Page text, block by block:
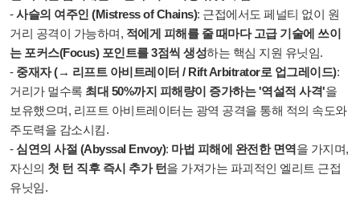
-사슬의 여주인 (Mistress of Chains): 근접에서도 페널티 없이 원
거리 공격이 가능하며, 적에게 피해를 줄 때마다 고급 기술에 쓰이
는 포커스(Focus) 포인트를 3점씩 생성하는 핵심 지원 유닛임.
- 중재자 (→ 리프트 아비트레이터 / Rift Arbitrator로 업그레이드):
거리가 멀수록 최대 50%까지 피해량이 증가하는 '역설적 사격'을
보유했으며, 리프트 아비트레이터는 광역 공격을 통해 적의 속도와
주도력을 감소시킴.
- 심연의 사절 (Abyssal Envoy): 마법 피해에 완전한 면역을 가지며,
자신의 첫 턴 직후 즉시 추가 턴을 가져가는 파괴적인 엘리트 근접
유닛임.